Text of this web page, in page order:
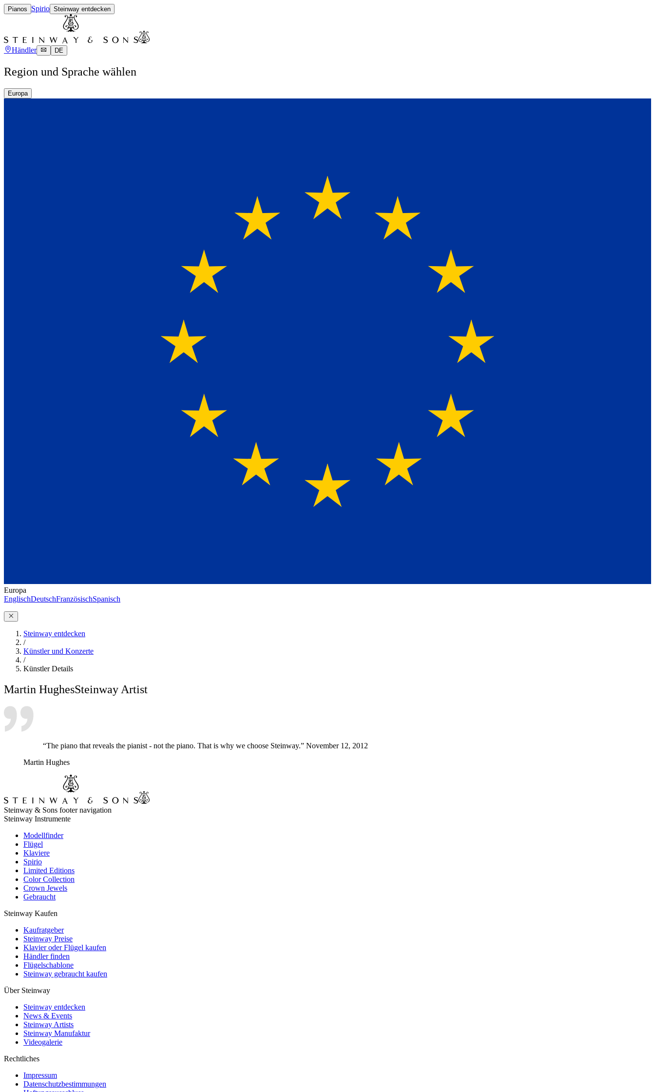
Pianos Spirio Steinway entdecken
Händler DE
Region und Sprache wählen
Europa
Europa
EnglischDeutschFranzösischSpanisch
Steinway entdecken
/
Künstler und Konzerte
/
Künstler Details
Martin HughesSteinway Artist
“The piano that reveals the pianist - not the piano. That is why we choose Steinway.” November 12, 2012
Martin Hughes
Steinway & Sons footer navigation
Steinway Instrumente
Modellfinder
Flügel
Klaviere
Spirio
Limited Editions
Color Collection
Crown Jewels
Gebraucht
Steinway Kaufen
Kaufratgeber
Steinway Preise
Klavier oder Flügel kaufen
Händler finden
Flügelschablone
Steinway gebraucht kaufen
Über Steinway
Steinway entdecken
News & Events
Steinway Artists
Steinway Manufaktur
Videogalerie
Rechtliches
Impressum
Datenschutzbestimmungen